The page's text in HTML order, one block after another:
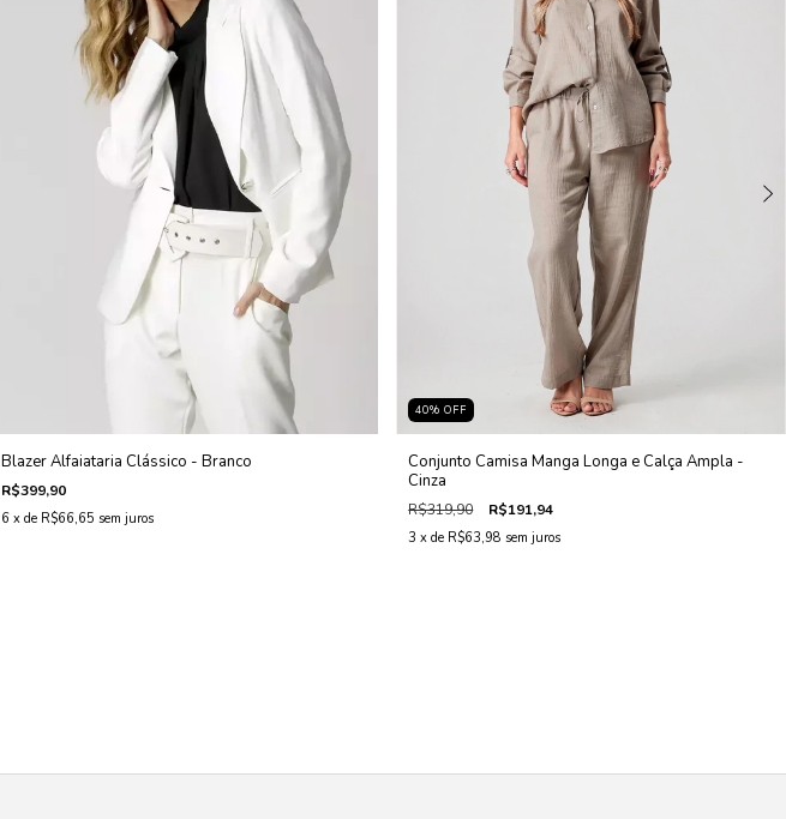
Blazer Alfaiataria Clássico - Branco
R$399,90
6 x de R$66,65 sem juros
40%OFF
Conjunto Camisa Manga Longa e Calça Ampla -
Cinza
R$319,90 R$191,94
3 x de R$63,98 sem juros